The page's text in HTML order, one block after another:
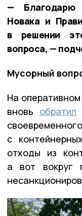
— Благодарю
Новака и
в решении
вопроса, —
Мусорный
На
вновь обратил
с
отходы из
а вот вокруг